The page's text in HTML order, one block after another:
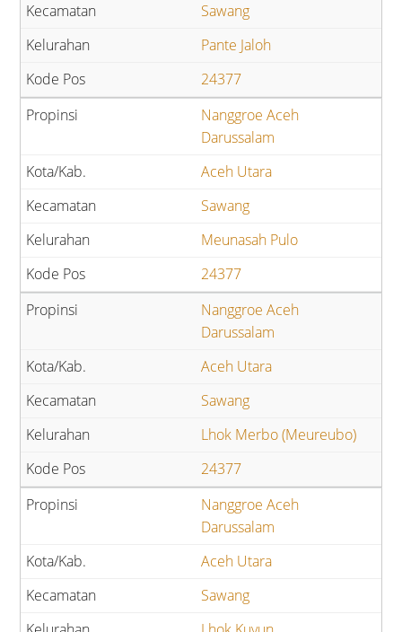
Sawang
Pante Jaloh
24377
Nanggroe Aceh
Darussalam
Aceh Utara
Sawang
Meunasah Pulo
24377
Nanggroe Aceh
Darussalam
Aceh Utara
Sawang
Lhok Merbo (Meureubo)
24377
Nanggroe Aceh
Darussalam
Aceh Utara
Sawang